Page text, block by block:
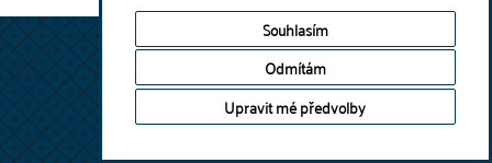
Souhlasím
Odmítám
Upravit mé předvolby